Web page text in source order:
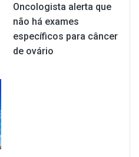
Oncologista alerta que
não há exames
específicos para câncer
de ovário